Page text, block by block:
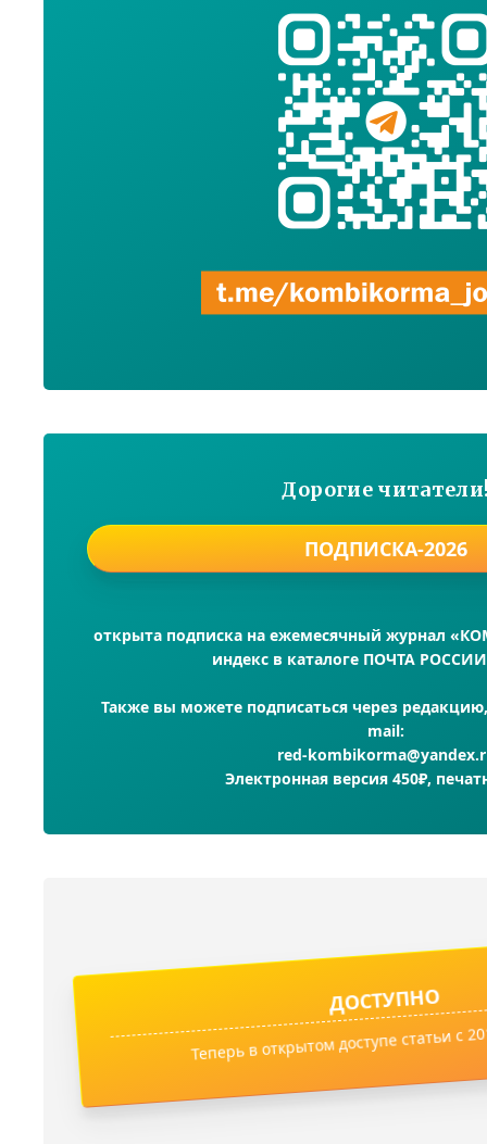
Дорогие
ПОДПИСКА-2026
открыта подписка на ежемесячный журнал
индекс в каталоге ПОЧТА
Также вы можете подписаться через
mail:
red-
Электронная версия 450₽,
ДОСТУПНО
Теперь в открытом доступе статьи с